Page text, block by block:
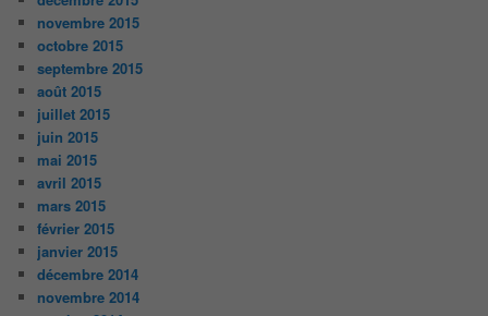
novembre 2015
octobre 2015
septembre 2015
août 2015
juillet 2015
juin 2015
mai 2015
avril 2015
mars 2015
février 2015
janvier 2015
décembre 2014
novembre 2014